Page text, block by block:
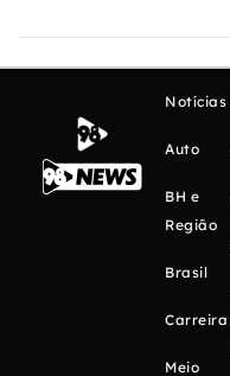
Notícias
Auto
BH e
Região
Brasil
Carreira
Meio